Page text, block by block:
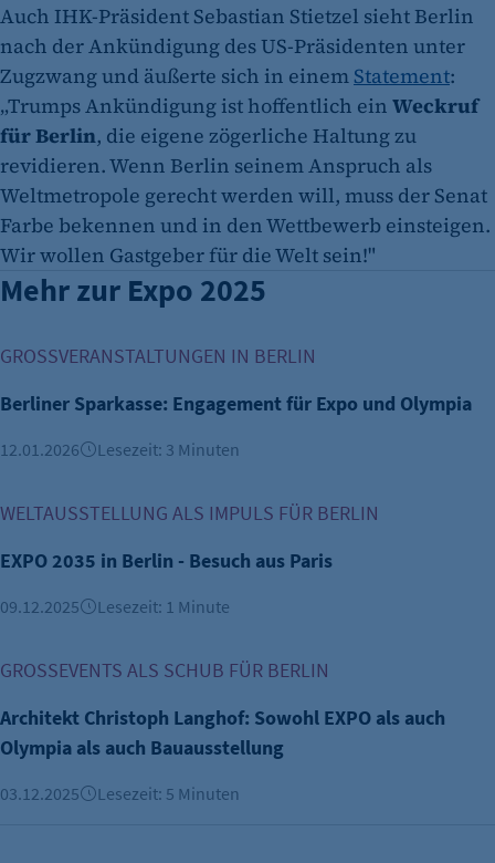
Auch IHK-Präsident Sebastian Stietzel sieht Berlin
nach der Ankündigung des US-Präsidenten unter
Zugzwang und äußerte sich in einem Statement:
„Trumps Ankündigung ist hoffentlich ein Weckruf
für Berlin, die eigene zögerliche Haltung zu
revidieren. Wenn Berlin seinem Anspruch als
Weltmetropole gerecht werden will, muss der Senat
Farbe bekennen und in den Wettbewerb einsteigen.
Wir wollen Gastgeber für die Welt sein!"
Mehr zur Expo 2025
GROSSVERANSTALTUNGEN IN BERLIN
Berliner Sparkasse: Engagement für Expo und Olympia
12.01.2026 Lesezeit: 3 Minuten
WELTAUSSTELLUNG ALS IMPULS FÜR BERLIN
EXPO 2035 in Berlin - Besuch aus Paris
09.12.2025 Lesezeit: 1 Minute
GROSSEVENTS ALS SCHUB FÜR BERLIN
Architekt Christoph Langhof: Sowohl EXPO als auch
Olympia als auch Bauausstellung
03.12.2025 Lesezeit: 5 Minuten